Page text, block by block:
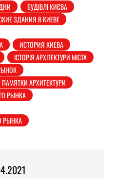
БУДІВЛІ КИЄВА
ЗДАНИЯ В КИЕВЕ
ИСТОРИЯ КИЕВА
ІСТОРІЯ АРХІТЕКТУРИ МІСТА
ПАМЯТКИ АРХИТЕКТУРИ
РЫНКА
РЫНКА